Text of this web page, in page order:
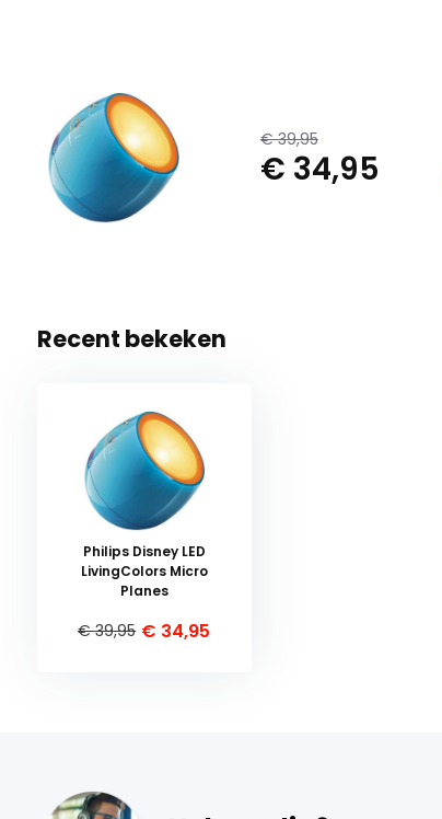
€ 39,95
€ 34,95
Recent bekeken
Philips Disney LED
LivingColors Micro
Planes
€ 39,95 € 34,95